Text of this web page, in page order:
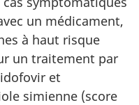
un médicament,
à haut risque
un traitement par
et
simienne (score